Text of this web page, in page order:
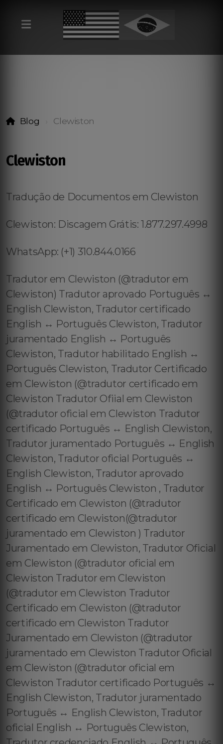
Blog Clewiston
Clewiston
Tradução de Documentos em Clewiston
Clewiston: Discagem Grátis: 1.877.297.4998
WhatsApp: (+1) 310.844.0166
Tradutor em Clewiston (@tradutor em
Clewiston) Tradutor aprovado Português ↔️
English Clewiston, Tradutor certificado
English ↔️ Português Clewiston, Tradutor
juramentado English ↔️ Português
Clewiston, Tradutor habilitado English ↔️
Português Clewiston, Tradutor Certificado
em Clewiston (@tradutor certificado em
Clewiston Tradutor Ofiial em Clewiston
(@tradutor oficial em Clewiston Tradutor
certificado Português ↔️ English Clewiston,
Tradutor juramentado Português ↔️ English
Clewiston, Tradutor oficial Português ↔️
English Clewiston, Tradutor aprovado
English ↔️ Português Clewiston , Tradutor
Certificado em Clewiston (@tradutor
certificado em Clewiston(@tradutor
juramentado em Clewiston ) Tradutor
Juramentado em Clewiston, Tradutor Oficial
em Clewiston (@tradutor oficial em
Clewiston Tradutor em Clewiston
(@tradutor em Clewiston Tradutor
Certificado em Clewiston (@tradutor
certificado em Clewiston Tradutor
Juramentado em Clewiston (@tradutor
juramentado em Clewiston Tradutor Oficial
em Clewiston (@tradutor oficial em
Clewiston Tradutor certificado Português ↔️
English Clewiston, Tradutor juramentado
Português ↔️ English Clewiston, Tradutor
oficial English ↔️ Português Clewiston,